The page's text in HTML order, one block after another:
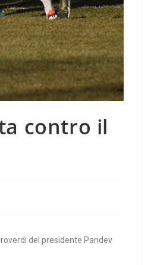
contro il
del presidente Pandev